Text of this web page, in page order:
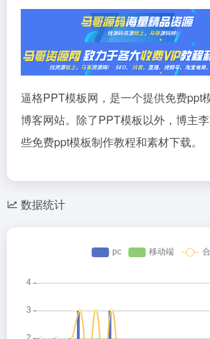
逼格PPT模板网，是一个提供免费ppt
博客网站。除了PPT模板以外，博主
些免费ppt模板制作教程和素材下载。
数据统计